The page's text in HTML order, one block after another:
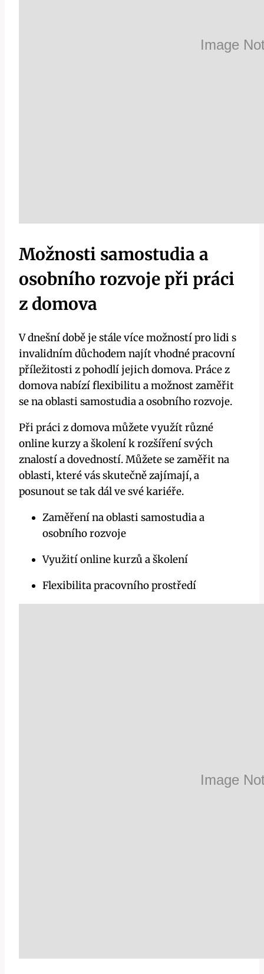
Možnosti samostudia a
osobního rozvoje při práci
z domova
V dnešní době je stále více možností pro lidi s
invalidním důchodem najít vhodné pracovní
příležitosti z pohodlí jejich domova. Práce z
domova nabízí flexibilitu a možnost zaměřit
se na oblasti samostudia a osobního rozvoje.
Při práci z domova můžete využít různé
online kurzy a školení k rozšíření svých
znalostí a dovedností. Můžete se zaměřit na
oblasti, které vás skutečně zajímají, a
posunout se tak dál ve své kariéře.
Zaměření na oblasti samostudia a
osobního rozvoje
Využití online kurzů a školení
Flexibilita pracovního prostředí